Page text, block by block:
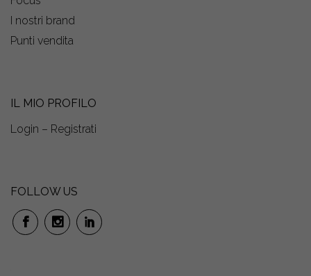
I nostri brand
Punti vendita
IL MIO PROFILO
Login – Registrati
FOLLOW US